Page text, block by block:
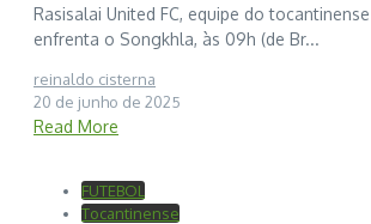
Rasisalai United FC, equipe do tocantinense
enfrenta o Songkhla, às 09h (de Br...
reinaldo cisterna
20 de junho de 2025
Read More
FUTEBOL
Tocantinense